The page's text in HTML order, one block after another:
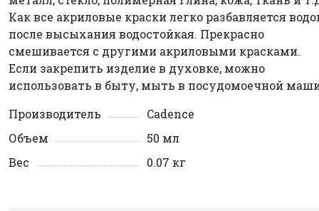
Как все акриловые краски легко разбавляется
после высыхания водостойкая. Прекрасно
смешивается с другими акриловыми красками.
Если закрепить изделие в духовке, можно
использовать в быту, мыть в посудомоечной
Производитель
Cadence
Объем
50 мл
Вес
0.07 кг